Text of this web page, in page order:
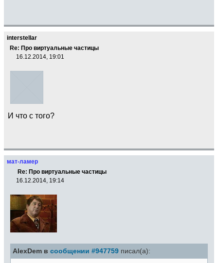
interstellar
Re: Про виртуальные частицы
16.12.2014, 19:01
И что с того?
мат-ламер
Re: Про виртуальные частицы
16.12.2014, 19:14
AlexDem в сообщении #947759 писал(а):